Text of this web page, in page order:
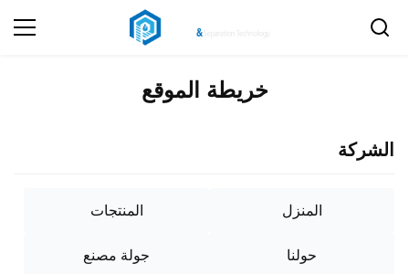
خريطة الموقع
الشركة
المنزل المنتجات
حولنا جولة مصنع